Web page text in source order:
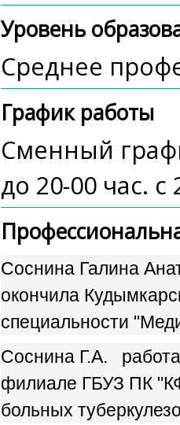
Уровень
Среднее
График работы
Сменный
до 20-00 час. с
Соснина Галина
окончила
специальности
Соснина Г.А.
филиале ГБУЗ ПК
больных